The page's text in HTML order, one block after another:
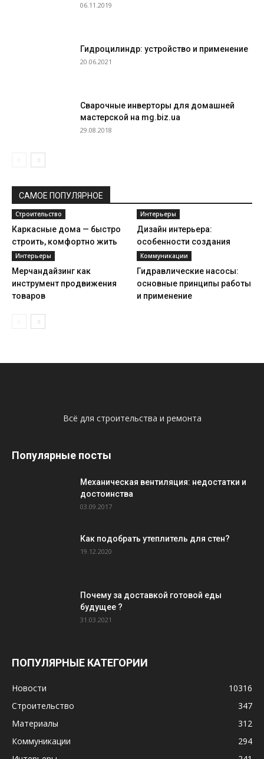
06.11.2019
Гидроцилиндр: устройство и применение
20.06.2021
Сварочные инверторы для домашней
мастерской на mg.biz.ua
29.08.2018
САМОЕ ПОПУЛЯРНОЕ
Строительство
Каркасные дома — быстро
строить, комфортно жить
Интерьеры
Дизайн интерьера:
особенности создания
Интерьеры
Мерчандайзинг как
инструмент продвижения
товаров
Коммуникации
Гидравлические насосы:
основные принципы работы
и применение
Всё для строительства и ремонта
Популярные посты
Механическая вентиляция: недостатки и
достоинства
03.09.2017
Как подобрать утеплитель для стен?
19.12.2020
Почему за доставкой готовой еды
будущее ?
31.03.2021
ПОПУЛЯРНЫЕ КАТЕГОРИИ
Новости
10316
Строительство
347
Материалы
312
Коммуникации
294